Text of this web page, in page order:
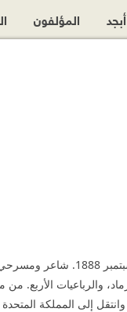
والرباعيات الأربع.
1914، ثم أصبح أحد الرعايا البريطانيين
المؤلفون